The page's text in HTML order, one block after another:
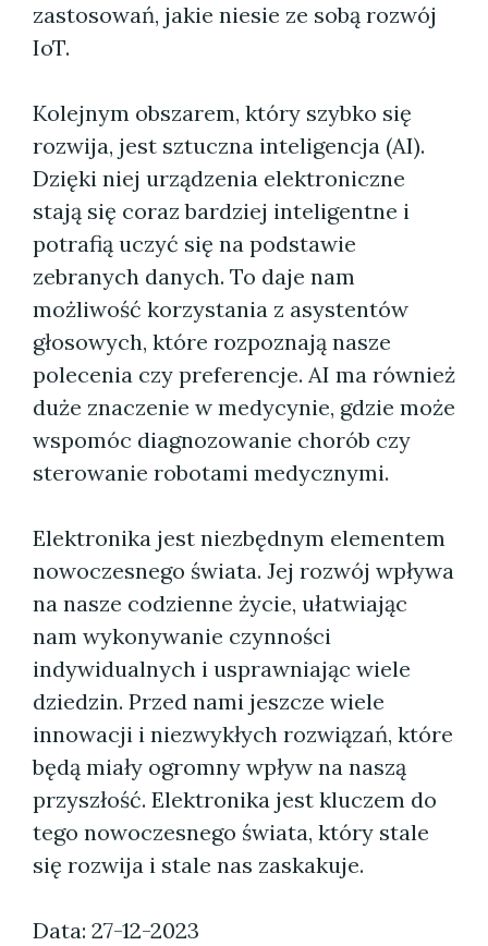
zastosowań, jakie niesie ze sobą rozwój
IoT.
Kolejnym obszarem, który szybko się
rozwija, jest sztuczna inteligencja (AI).
Dzięki niej urządzenia elektroniczne
stają się coraz bardziej inteligentne i
potrafią uczyć się na podstawie
zebranych danych. To daje nam
możliwość korzystania z asystentów
głosowych, które rozpoznają nasze
polecenia czy preferencje. AI ma również
duże znaczenie w medycynie, gdzie może
wspomóc diagnozowanie chorób czy
sterowanie robotami medycznymi.
Elektronika jest niezbędnym elementem
nowoczesnego świata. Jej rozwój wpływa
na nasze codzienne życie, ułatwiając
nam wykonywanie czynności
indywidualnych i usprawniając wiele
dziedzin. Przed nami jeszcze wiele
innowacji i niezwykłych rozwiązań, które
będą miały ogromny wpływ na naszą
przyszłość. Elektronika jest kluczem do
tego nowoczesnego świata, który stale
się rozwija i stale nas zaskakuje.
Data: 27-12-2023